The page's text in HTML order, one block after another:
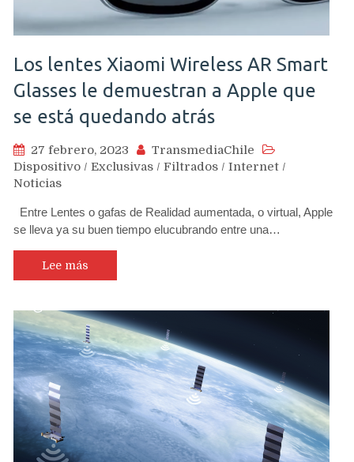
Los lentes Xiaomi Wireless AR Smart
Glasses le demuestran a Apple que
se está quedando atrás
27 febrero, 2023
TransmediaChile
Dispositivo / Exclusivas / Filtrados / Internet /
Noticias
Entre Lentes o gafas de Realidad aumentada, o virtual, Apple
se lleva ya su buen tiempo elucubrando entre una…
Lee más